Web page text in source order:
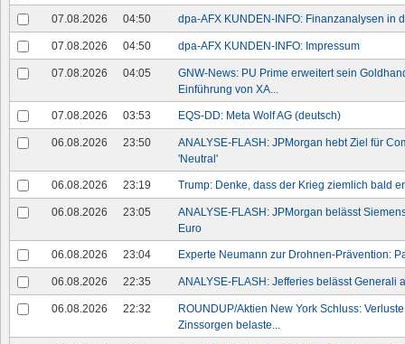
07.08.2026 04:50 dpa-AFX KUNDEN-INFO: Finanzanalysen in
07.08.2026 04:50 dpa-AFX KUNDEN-INFO: Impressum
07.08.2026 04:05
GNW-News: PU Prime erweitert sein
Einführung von XA...
07.08.2026 03:53 EQS-DD: Meta Wolf AG (deutsch)
06.08.2026 23:50
ANALYSE-FLASH: JPMorgan hebt Ziel für
'Neutral'
06.08.2026 23:19 Trump: Denke, dass der Krieg ziemlich bald
06.08.2026 23:05
ANALYSE-FLASH: JPMorgan belässt
Euro
06.08.2026 23:04 Experte Neumann zur Drohnen-Prävention:
06.08.2026 22:35 ANALYSE-FLASH: Jefferies belässt Generali
06.08.2026 22:32
ROUNDUP/Aktien New York Schluss:
Zinssorgen belaste...